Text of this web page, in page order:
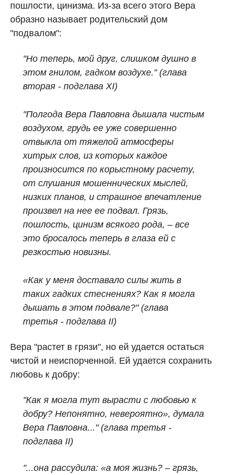
пошлости, цинизма. Из-за всего этого Вера
образно называет родительский дом
"подвалом":
"Но теперь, мой друг, слишком душно в
этом гнилом, гадком воздухе." (глава
вторая - подглава XI)
"Полгода Вера Павловна дышала чистым
воздухом, грудь ее уже совершенно
отвыкла от тяжелой атмосферы
хитрых слов, из которых каждое
произносится по корыстному расчету,
от слушания мошеннических мыслей,
низких планов, и страшное впечатление
произвел на нее ее подвал. Грязь,
пошлость, цинизм всякого рода, – все
это бросалось теперь в глаза ей с
резкостью новизны.
«Как у меня доставало силы жить в
таких гадких стеснениях? Как я могла
дышать в этом подвале?" (глава
третья - подглава II)
Вера "растет в грязи", но ей удается остаться
чистой и неиспорченной. Ей удается сохранить
любовь к добру:
"Как я могла тут вырасти с любовью к
добру? Непонятно, невероятно», думала
Вера Павловна..." (глава третья -
подглава II)
"...она рассудила: «а моя жизнь? – грязь,